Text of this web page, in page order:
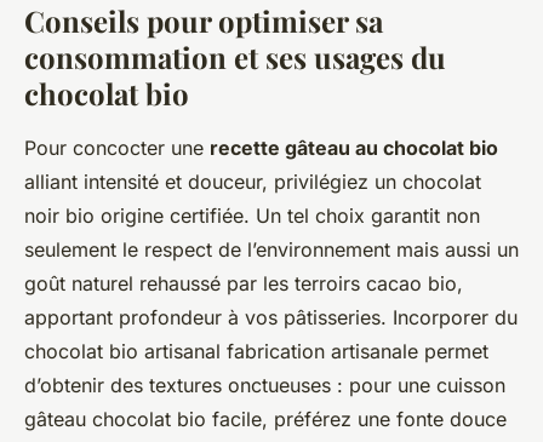
Conseils pour optimiser sa
consommation et ses usages du
chocolat bio
Pour concocter une recette gâteau au chocolat bio
alliant intensité et douceur, privilégiez un chocolat
noir bio origine certifiée. Un tel choix garantit non
seulement le respect de l’environnement mais aussi un
goût naturel rehaussé par les terroirs cacao bio,
apportant profondeur à vos pâtisseries. Incorporer du
chocolat bio artisanal fabrication artisanale permet
d’obtenir des textures onctueuses : pour une cuisson
gâteau chocolat bio facile, préférez une fonte douce